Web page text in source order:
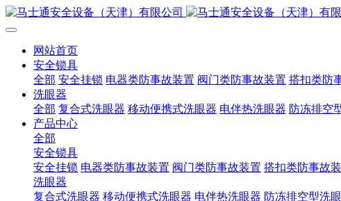
网站首页
安全锁具
全部 安全挂锁 电器类防事故装置 阀门类防事故装置 搭扣类防
洗眼器
全部 复合式洗眼器 移动便携式洗眼器 电伴热洗眼器 防冻排空
产品中心
全部
安全锁具
安全挂锁 电器类防事故装置 阀门类防事故装置 搭扣类防事故
洗眼器
复合式洗眼器 移动便携式洗眼器 电伴热洗眼器 防冻排空型洗